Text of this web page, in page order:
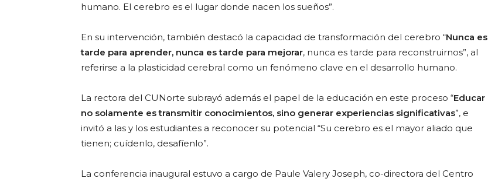
humano. El cerebro es el lugar donde nacen los sueños”.
En su intervención, también destacó la capacidad de transformación del cerebro “Nunca es
tarde para aprender, nunca es tarde para mejorar, nunca es tarde para reconstruirnos”, al
referirse a la plasticidad cerebral como un fenómeno clave en el desarrollo humano.
La rectora del CUNorte subrayó además el papel de la educación en este proceso “Educar
no solamente es transmitir conocimientos, sino generar experiencias significativas”, e
invitó a las y los estudiantes a reconocer su potencial “Su cerebro es el mayor aliado que
tienen; cuídenlo, desafíenlo”.
La conferencia inaugural estuvo a cargo de Paule Valery Joseph, co-directora del Centro